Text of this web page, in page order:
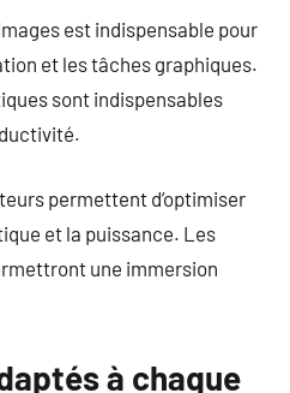
est indispensable pour
et les tâches graphiques.
sont indispensables
permettent d’optimiser
et la puissance. Les
une immersion
à chaque